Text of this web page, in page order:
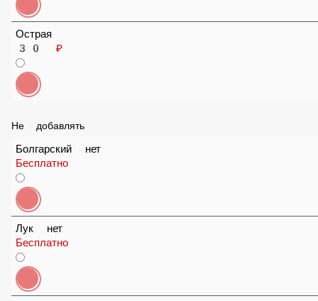
Острая
30 ₽
Не добавлять
Болгарский нет
Бесплатно
Лук нет
Бесплатно